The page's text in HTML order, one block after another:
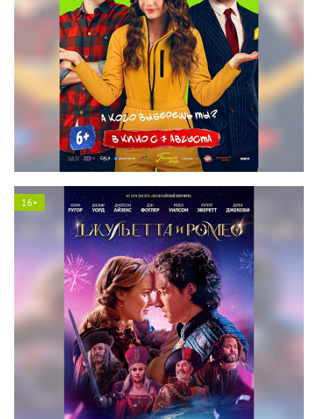
Космос кинотеатр
16+
Солярис кинотеатр